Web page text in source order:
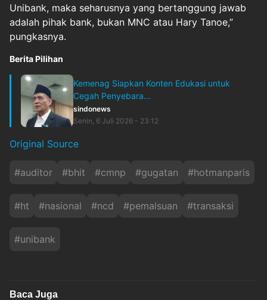
Unibank, maka seharusnya yang bertanggung jawab
adalah pihak bank, bukan MNC atau Hary Tanoe,”
pungkasnya.
Berita Pilihan
Kemenag Siapkan Konten Edukasi untuk
Cegah Penyebara...
sindonews
Senin, 6 Juli 2026 - 23:12
Original Source
#auditor #bhit #cmnp #gugatan #hotmanparis
#ht #nasional #ncd #pemalsuan #transaksi
#unibank
Baca Juga